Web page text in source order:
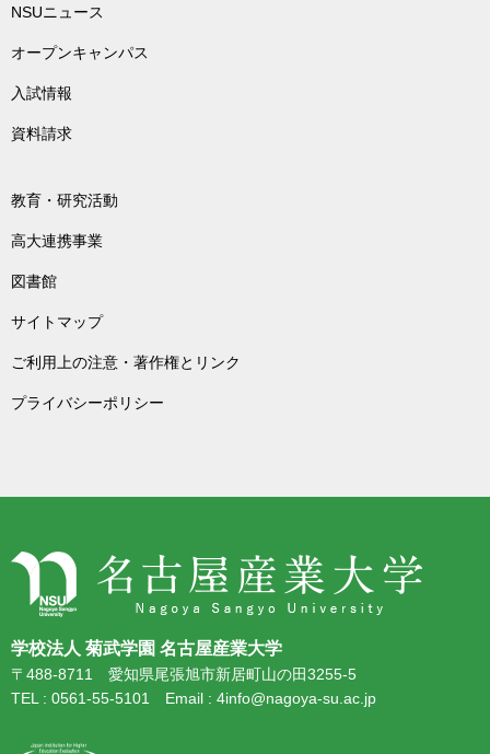
NSUニュース
オープンキャンパス
入試情報
資料請求
教育・研究活動
高大連携事業
図書館
サイトマップ
ご利用上の注意・著作権とリンク
プライバシーポリシー
学校法人 菊武学園 名古屋産業大学
〒488-8711 愛知県尾張旭市新居町山の田3255-5
TEL : 0561-55-5101 Email : 4info@nagoya-su.ac.jp